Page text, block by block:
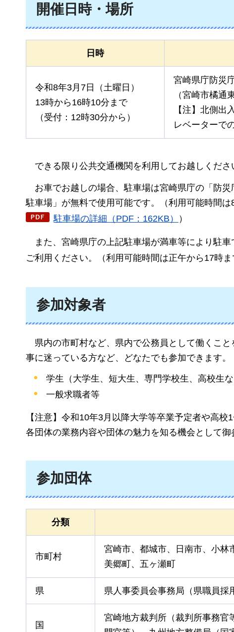
開催日時・場所
日時
令和8年3月7日（土曜日）
13時から16時10分まで
（受付：12時30分から）
宮崎県庁防災
（宮崎市橘通
【注】北側出
レベーターで
できる限 り公共交通機関を利用してお越しくださ
お車でお越しの場合、駐車場は宮崎県庁の「防
駐車場」が無料で使用可能です。（利用可能時間は
駐車場の詳細（PDF：162KB）
）
また、宮崎県庁の上記駐車場が満車等により駐
ご利用ください。（利用可能時間は正午から17時ま
参加対象者
県内の市町村など、県内で公務員として働くこ
事に迷っている方など、どなたでも参加できます。
学生（大学生、短大生、専門学校生、高校生な
一般求職者等
【注意】令和10年3月以降大学等卒業予定者や高
各団体の業務内容や団体の魅力を知る機会として御
参加団体
分類
市町村
宮崎市、都城市、日南市、小林
美郷町、五ヶ瀬町
県 県人事委員会事務局（県職員採
国
宮崎地方裁判所（裁判所事務官